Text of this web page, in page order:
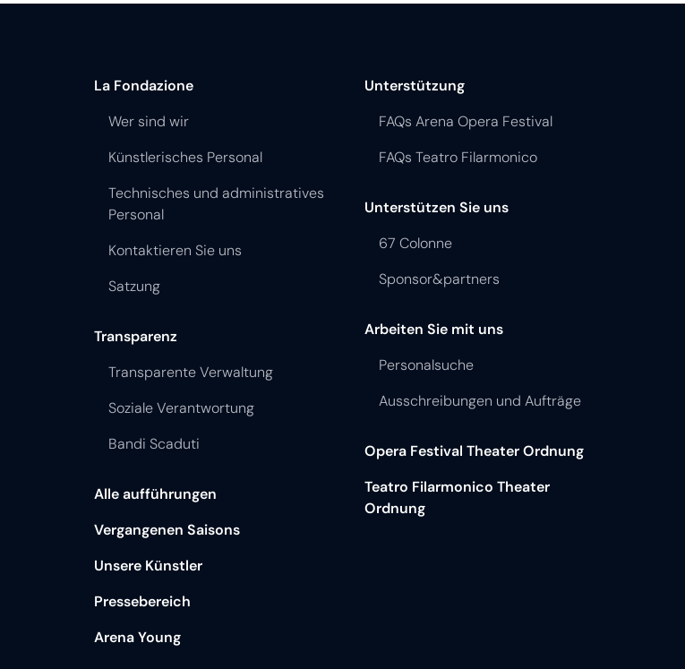
La Fondazione
Wer sind wir
Künstlerisches Personal
Technisches und administratives
Personal
Kontaktieren Sie uns
Satzung
Transparenz
Transparente Verwaltung
Soziale Verantwortung
Bandi Scaduti
Alle aufführungen
Vergangenen Saisons
Unsere Künstler
Pressebereich
Arena Young
Unterstützung
FAQs Arena Opera Festival
FAQs Teatro Filarmonico
Unterstützen Sie uns
67 Colonne
Sponsor&partners
Arbeiten Sie mit uns
Personalsuche
Ausschreibungen und Aufträge
Opera Festival Theater Ordnung
Teatro Filarmonico Theater
Ordnung